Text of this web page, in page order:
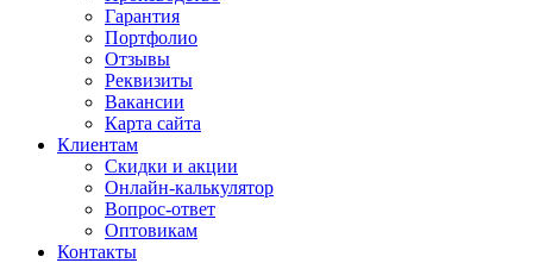
Гарантия
Портфолио
Отзывы
Реквизиты
Вакансии
Карта сайта
Клиентам
Скидки и акции
Онлайн-калькулятор
Вопрос-ответ
Оптовикам
Контакты